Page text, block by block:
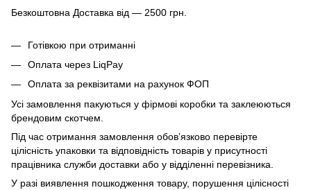
Безкоштовна Доставка від — 2500 грн.
Готівкою при отриманні
Оплата через LiqPay
Оплата за реквізитами на рахунок ФОП
Усі замовлення пакуються у фірмові коробки та заклеюються
брендовим скотчем.
Під час отримання замовлення обов’язково перевірте
цілісність упаковки та відповідність товарів у присутності
працівника служби доставки або у відділенні перевізника.
У разі виявлення пошкодження товару, порушення цілісності